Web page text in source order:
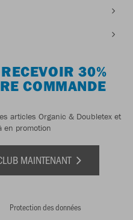
30%
COMMANDE
articles Organic & Doubletex et
en promotion
MAINTENANT
Protection des données